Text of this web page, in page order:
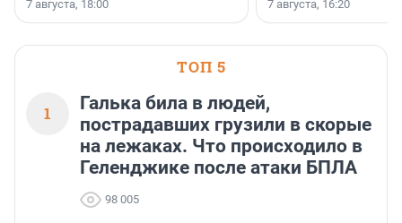
7 августа, 18:00
поменялась роль
7 августа, 16:20
ТОП 5
1
Галька била в людей,
пострадавших грузили в скорые
на лежаках. Что происходило в
Геленджике после атаки БПЛА
98 005